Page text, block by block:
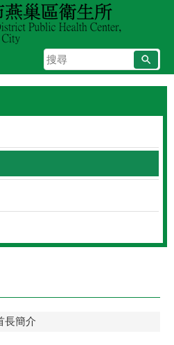
搜
尋
長簡介